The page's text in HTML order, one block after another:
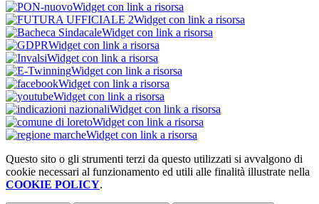
Widget con link a risorsa
Widget con link a risorsa
Widget con link a risorsa
Widget con link a risorsa
Widget con link a risorsa
Widget con link a risorsa
Widget con link a risorsa
Widget con link a risorsa
Widget con link a risorsa
Widget con link a risorsa
Widget con link a risorsa
Questo sito o gli strumenti terzi da questo utilizzati si avvalgono di
cookie necessari al funzionamento ed utili alle finalità illustrate nella
COOKIE POLICY.